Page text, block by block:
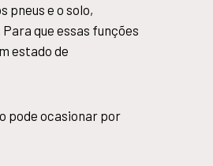
pneus e o solo,
que essas funções
estado de
pode ocasionar por